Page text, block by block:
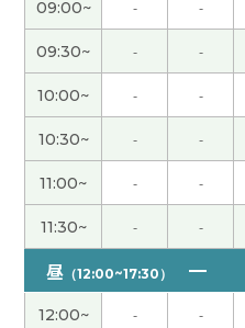
能够久违见到您，我真
一段时间没有学习中文，
新继续努力学习。下次见
指導は厳しいようですが
楽しい方ですよ( 40代
谢谢老师！ 下次再见吧
谢谢老师！ 好久不见了
( 男性 )
09:00~ - -
09:30~ - -
10:00~ - -
10:30~ - -
11:00~ - -
11:30~ - -
昼 （12:00~17:30）
12:00~ - -